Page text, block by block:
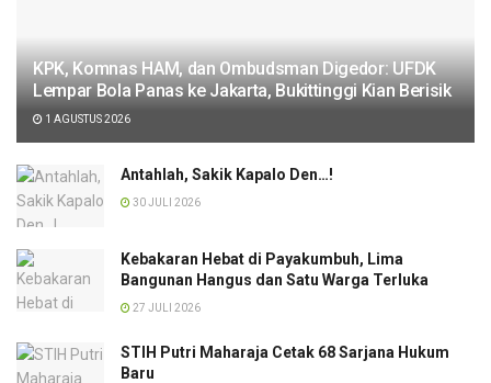
KPK, Komnas HAM, dan Ombudsman Digedor: UFDK
Lempar Bola Panas ke Jakarta, Bukittinggi Kian Berisik
1 AGUSTUS 2026
Antahlah, Sakik Kapalo Den…!
30 JULI 2026
Kebakaran Hebat di Payakumbuh, Lima
Bangunan Hangus dan Satu Warga Terluka
27 JULI 2026
STIH Putri Maharaja Cetak 68 Sarjana Hukum
Baru